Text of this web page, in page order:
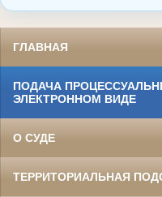
ГЛАВНАЯ
ПОДАЧА
ЭЛЕКТРОННОМ ВИДЕ
О СУДЕ
ТЕРРИТОРИАЛЬНАЯ